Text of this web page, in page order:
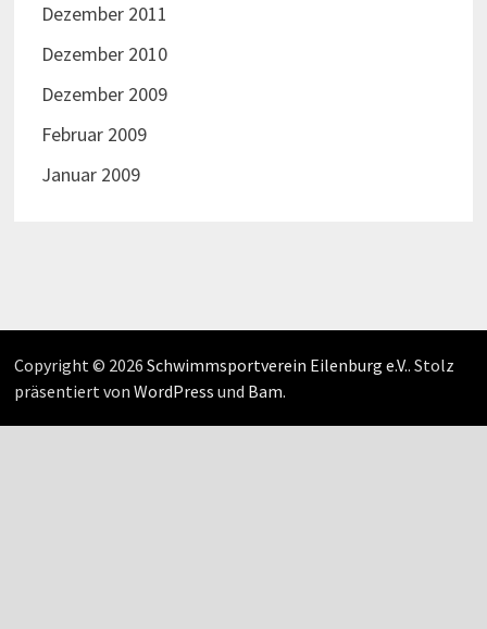
Dezember 2011
Dezember 2010
Dezember 2009
Februar 2009
Januar 2009
Copyright © 2026 Schwimmsportverein Eilenburg e.V.. Stolz
präsentiert von WordPress und Bam.